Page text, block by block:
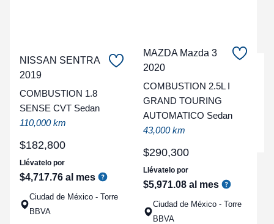
NISSAN SENTRA
2019
COMBUSTION 1.8
SENSE CVT Sedan
110,000 km
$182,800
Llévatelo por
$4,717.76 al mes
Ciudad de México - Torre
BBVA
MAZDA Mazda 3
2020
COMBUSTION 2.5L I
GRAND TOURING
AUTOMATICO Sedan
43,000 km
$290,300
Llévatelo por
$5,971.08 al mes
Ciudad de México - Torre
BBVA